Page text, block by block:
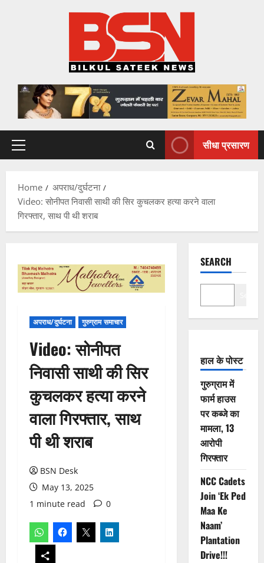
Primary
सीधा प्रसारण
Home
अपराध/दुर्घटना
Video: सोनीपत निवासी साथी की सिर कुचलकर हत्या करने वाला
गिरफ्तार, साथ पी थी शराब
अपराध/दुर्घटना गुरुग्राम समाचार
Video: सोनीपत
निवासी साथी की सिर
कुचलकर हत्या करने
वाला गिरफ्तार, साथ
पी थी शराब
BSN Desk
May 13, 2025
1 minute read
0
SEARCH
हाल के पोस्ट
गुरुग्राम में
फार्म हाउस
पर कब्जे का
मामला, 13
आरोपी
गिरफ्तार
NCC Cadets
Join ‘Ek Ped
Maa Ke
Naam’
Plantation
Drive!!!